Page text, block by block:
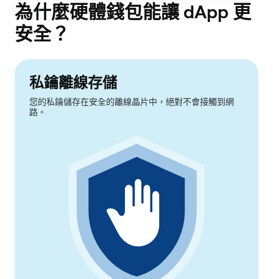
為什麼硬體錢包能讓 dApp 更
安全？
私鑰離線存儲
您的私鑰儲存在安全的離線晶片中，絕對不會接觸到網
路。